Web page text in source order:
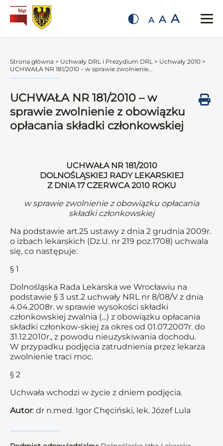
A A A
Strona główna > Uchwały DRL i Prezydium DRL > Uchwały 2010 >
UCHWAŁA NR 181/2010 – w sprawie zwolnienie...
UCHWAŁA NR 181/2010 – w
sprawie zwolnienie z obowiązku
opłacania składki członkowskiej
UCHWAŁA NR 181/2010
DOLNOŚLĄSKIEJ RADY LEKARSKIEJ
Z DNIA 17 CZERWCA 2010 ROKU
w sprawie zwolnienie z obowiązku opłacania
składki członkowskiej
Na podstawie art.25 ustawy z dnia 2 grudnia 2009r.
o izbach lekarskich (Dz.U. nr 219 poz.1708) uchwala
się, co następuje:
§ 1
Dolnośląska Rada Lekarska we Wrocławiu na
podstawie § 3 ust.2 uchwały NRL nr 8/08/V z dnia
4.04.2008r. w sprawie wysokości składki
członkowskiej zwalnia (…) z obowiązku opłacania
składki członkow-skiej za okres od 01.07.2007r. do
31.12.2010r., z powodu nieuzyskiwania dochodu.
W przypadku podjęcia zatrudnienia przez lekarza
zwolnienie traci moc.
§ 2
Uchwała wchodzi w życie z dniem podjęcia.
Autor: dr n.med. Igor Chęciński, lek. Józef Lula